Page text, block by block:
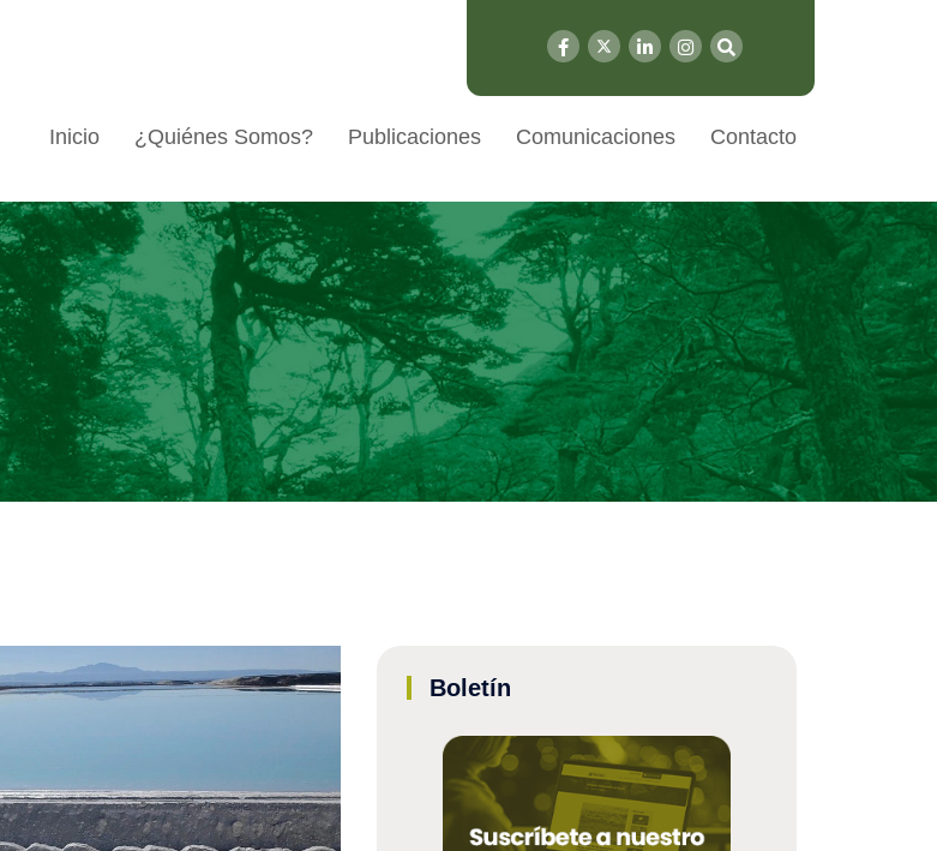
Inicio ¿Quiénes Somos? Publicaciones Comunicaciones Contacto
Boletín